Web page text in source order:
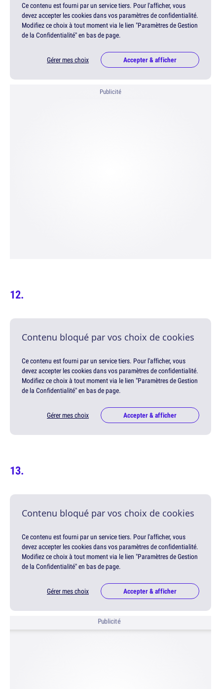
Ce contenu est fourni par un service tiers. Pour l'afficher, vous
devez accepter les cookies dans vos paramètres de confidentialité.
Modifiez ce choix à tout moment via le lien "Paramètres de Gestion
de la Confidentialité" en bas de page.
Gérer mes choix Accepter & afficher
Publicité
Contenu bloqué par vos choix de cookies
Ce contenu est fourni par un service tiers. Pour l'afficher, vous
devez accepter les cookies dans vos paramètres de confidentialité.
Modifiez ce choix à tout moment via le lien "Paramètres de Gestion
de la Confidentialité" en bas de page.
Gérer mes choix Accepter & afficher
Contenu bloqué par vos choix de cookies
Ce contenu est fourni par un service tiers. Pour l'afficher, vous
devez accepter les cookies dans vos paramètres de confidentialité.
Modifiez ce choix à tout moment via le lien "Paramètres de Gestion
de la Confidentialité" en bas de page.
Gérer mes choix Accepter & afficher
Publicité